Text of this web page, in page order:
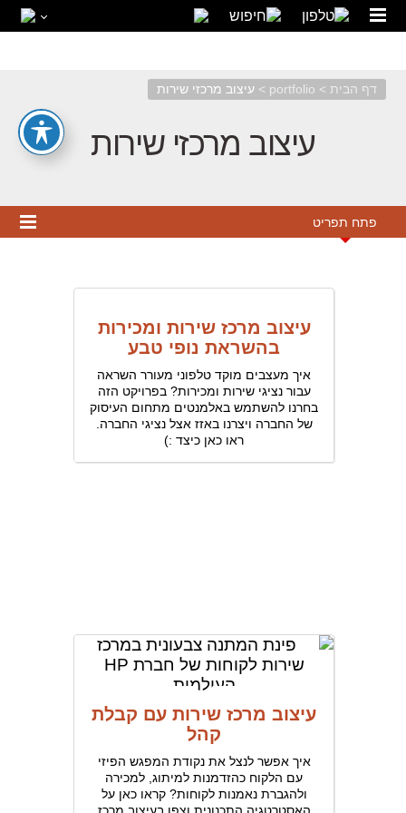
דף הבית >
portfolio
>עיצוב מרכזי שירות
עיצוב מרכזי שירות
פתח תפריט
עיצוב מרכז שירות ומכירות
בהשראת נופי טבע
איך מעצבים מוקד טלפוני מעורר השראה
עבור נציגי שירות ומכירות? בפרויקט הזה
בחרנו להשתמש באלמנטים מתחום העיסוק
של החברה ויצרנו באזז אצל נציגי החברה.
ראו כאן כיצד :)
עיצוב מרכז שירות עם קבלת
קהל
איך אפשר לנצל את נקודת המפגש הפיזי
עם הלקוח כהזדמנות למיתוג, למכירה
ולהגברת נאמנות לקוחות? קראו כאן על